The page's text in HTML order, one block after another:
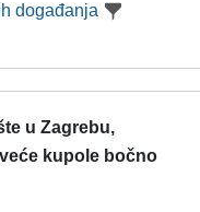
događanja
u Zagrebu,
kupole bočno